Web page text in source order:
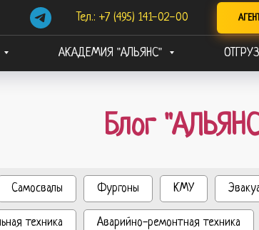
Тел.: +7 (495) 141-02-00
АКАДЕМИЯ "АЛЬЯНС"
Блог
Самосвалы Фургоны КМУ
техника Аварийно-ремонтная техника